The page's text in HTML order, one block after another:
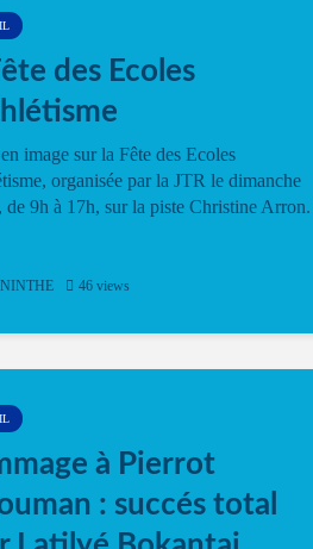
des Ecoles
image sur la Fête des Ecoles
organisée par la JTR le dimanche
de 9h à 17h, sur la piste Christine Arron.
46 views
à Pierrot
: succés total